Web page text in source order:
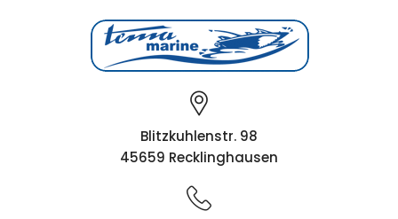
Blitzkuhlenstr. 98
45659 Recklinghausen